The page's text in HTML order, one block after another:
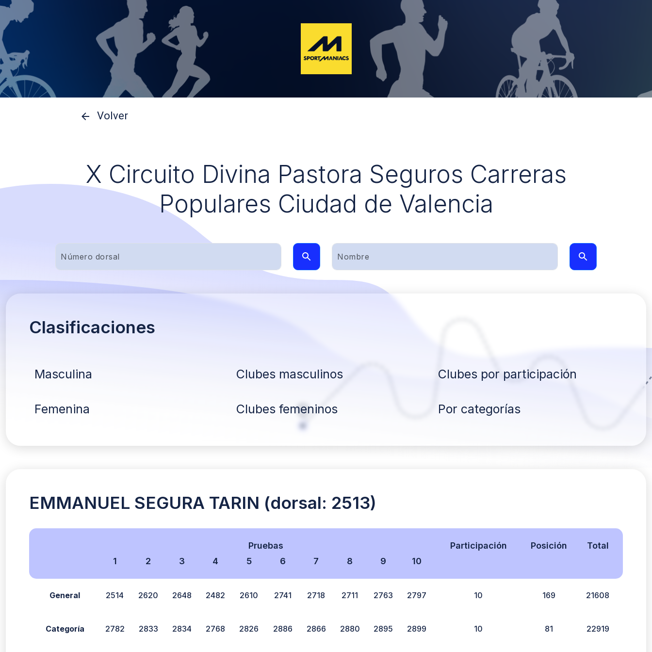
Volver
X Circuito Divina Pastora Seguros Carreras
Populares Ciudad de Valencia
Clasificaciones
Masculina Clubes masculinos Clubes por participación
Femenina Clubes femeninos Por categorías
EMMANUEL SEGURA TARIN (dorsal: 2513)
Pruebas
1
2 3 4 5 6 7 8 9 10
Participación Posición Total
General 2514 2620 2648 2482 2610 2741 2718 2711 2763 2797 10 169 21608
Categoría 2782 2833 2834 2768 2826 2886 2866 2880 2895 2899 10 81 22919